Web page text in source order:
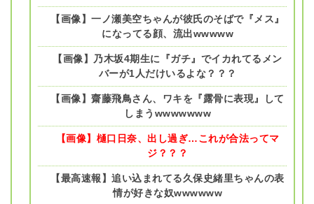
【画像】一ノ瀬美空ちゃんが彼氏のそばで『メス』
になってる顔、流出wwwww
【画像】乃木坂4期生に『ガチ』でイカれてるメン
バーが1人だけいるよな？？？
【画像】齋藤飛鳥さん、ワキを『露骨に表現』して
しまうwwwwwww
【画像】樋口日奈、出し過ぎ…これが合法ってマ
ジ？？？
【最高速報】追い込まれてる久保史緒里ちゃんの表
情が好きな奴wwwwww